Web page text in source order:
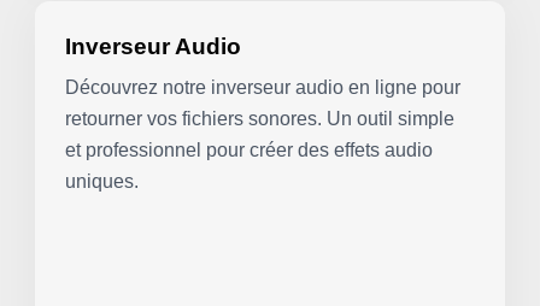
Inverseur Audio
Découvrez notre inverseur audio en ligne pour
retourner vos fichiers sonores. Un outil simple
et professionnel pour créer des effets audio
uniques.